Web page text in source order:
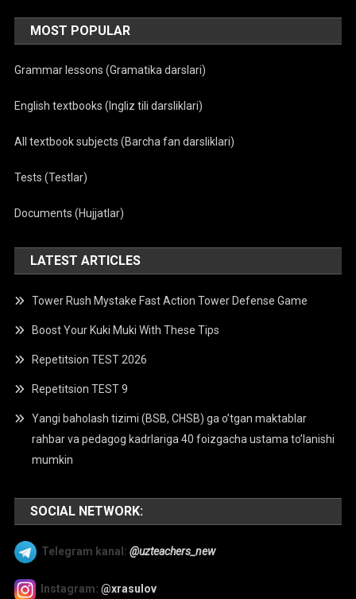
MOST POPULAR
Grammar lessons (Gramatika darslari)
English textbooks (Ingliz tili darsliklari)
All textbook subjects (Barcha fan darsliklari)
Tests (Testlar)
Documents (Hujjatlar)
LATEST ARTICLES
Tower Rush Mystake Fast Action Tower Defense Game
Boost Your Kuki Muki With These Tips
Repetitsion TEST 2026
Repetitsion TEST 9
Yangi baholash tizimi (BSB, CHSB) ga o’tgan maktablar
rahbar va pedagog kadrlariga 40 foizgacha ustama to’lanishi
mumkin
SOCIAL NETWORK:
Telegram kanal: @uzteachers_new
Instagram: @xrasulov